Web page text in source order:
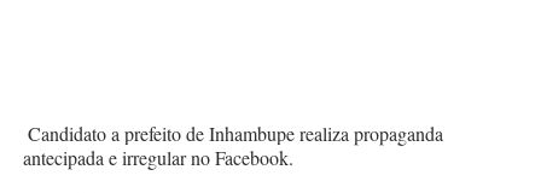
Candidato a prefeito de Inhambupe realiza propaganda
antecipada e irregular no Facebook.